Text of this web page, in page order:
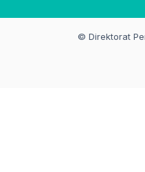
© Direktorat